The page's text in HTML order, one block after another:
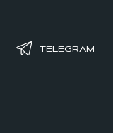
TELEGRAM